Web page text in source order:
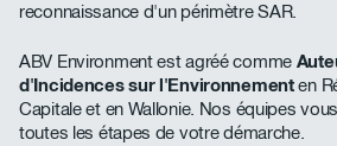
reconnaissance d'un périmètre SAR.
ABV Environment est agréé comme
d'Incidences sur l'Environnementen
Capitale et en Wallonie. Nos équipes
toutes les étapes de votre démarche.